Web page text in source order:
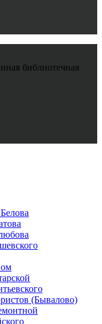
библиотечная
(Бывалово)